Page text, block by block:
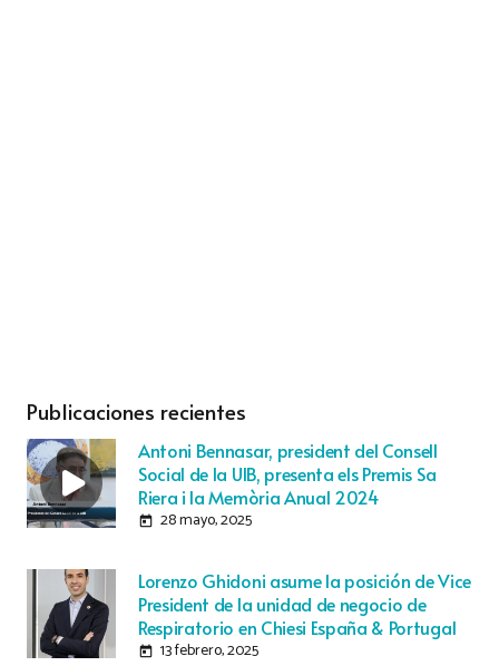
Publicaciones recientes
Antoni Bennasar, president del Consell
Social de la UIB, presenta els Premis Sa
Riera i la Memòria Anual 2024
today 28 mayo, 2025
Lorenzo Ghidoni asume la posición de Vice
President de la unidad de negocio de
Respiratorio en Chiesi España & Portugal
today 13 febrero, 2025